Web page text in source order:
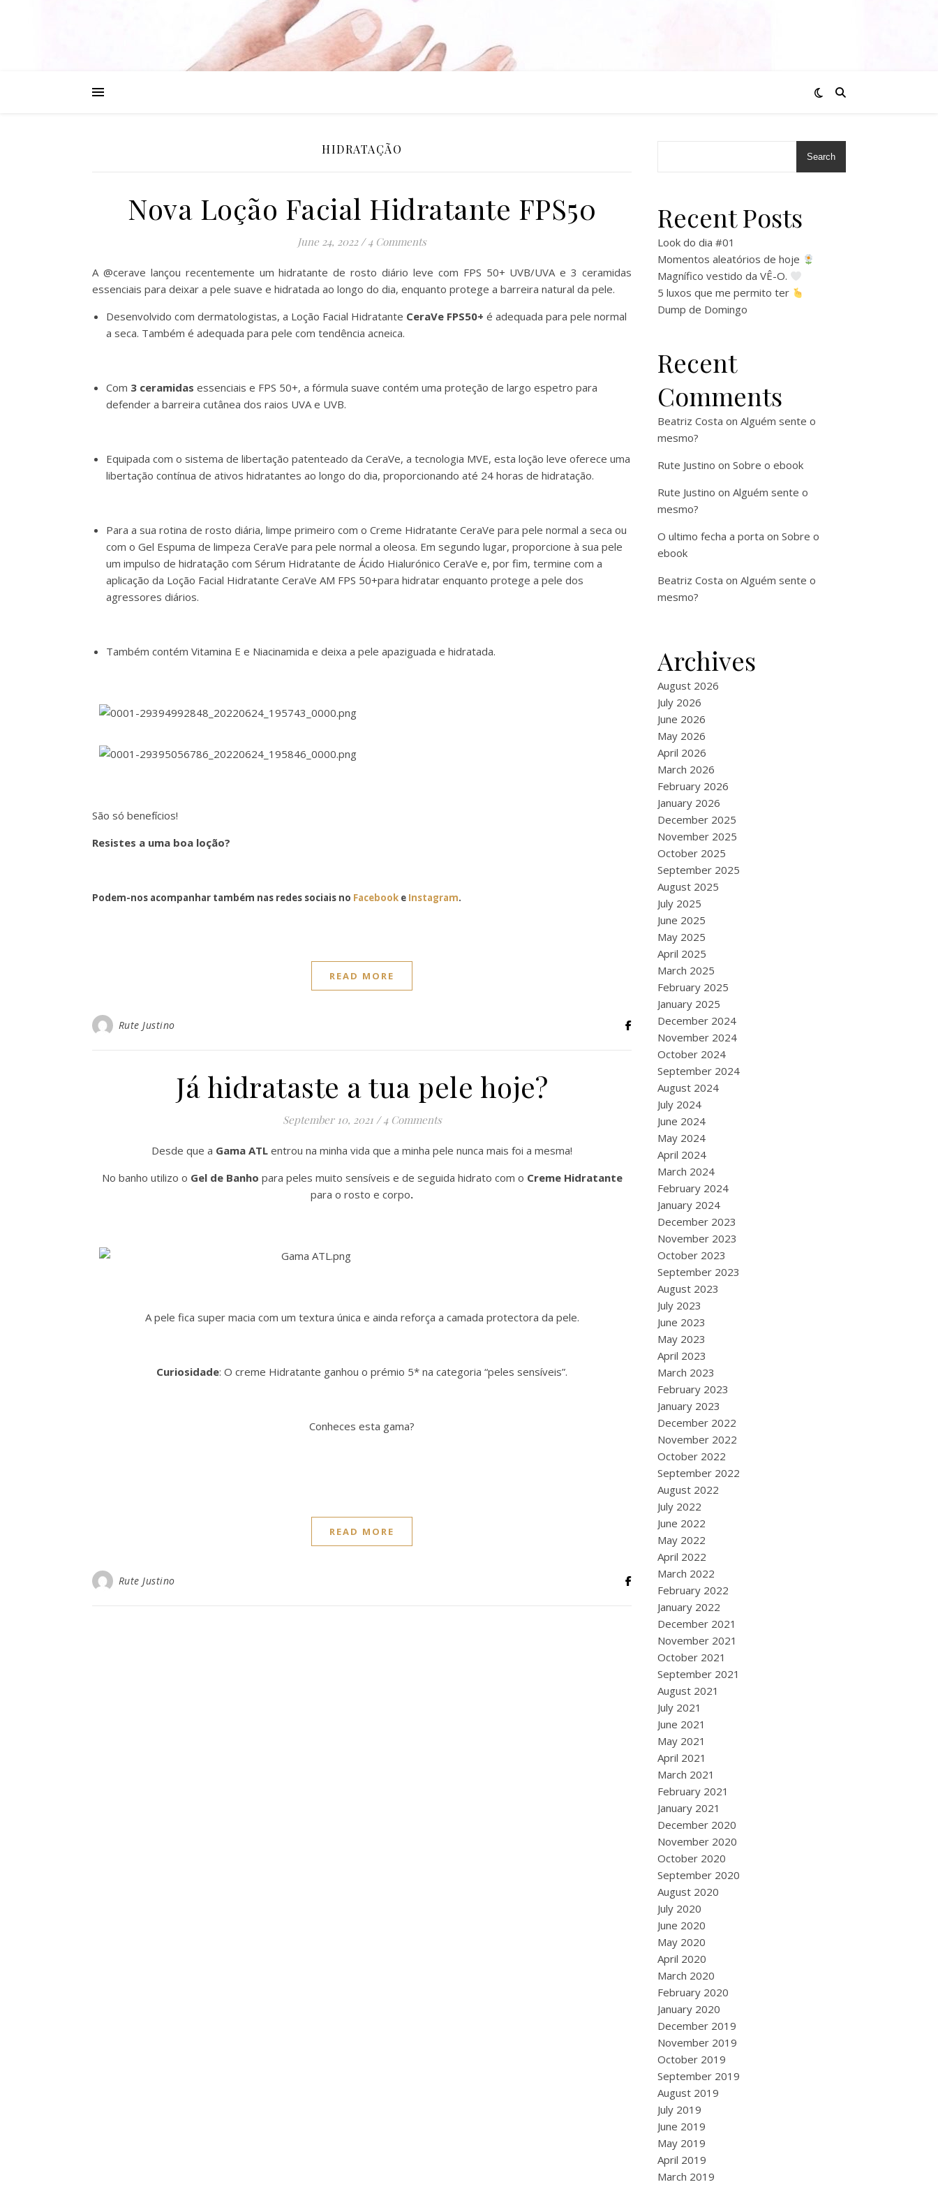
HIDRATAÇÃO
Nova Loção Facial Hidratante FPS50
June 24, 2022 / 4 Comments
A @cerave lançou recentemente um hidratante de rosto diário leve com FPS 50+ UVB/UVA e 3 ceramidas
essenciais para deixar a pele suave e hidratada ao longo do dia, enquanto protege a barreira natural da pele.
Desenvolvido com dermatologistas, a Loção Facial Hidratante CeraVe FPS50+ é adequada para pele normal
a seca. Também é adequada para pele com tendência acneica.
Com 3 ceramidas essenciais e FPS 50+, a fórmula suave contém uma proteção de largo espetro para
defender a barreira cutânea dos raios UVA e UVB.
Equipada com o sistema de libertação patenteado da CeraVe, a tecnologia MVE, esta loção leve oferece uma
libertação contínua de ativos hidratantes ao longo do dia, proporcionando até 24 horas de hidratação.
Para a sua rotina de rosto diária, limpe primeiro com o Creme Hidratante CeraVe para pele normal a seca ou
com o Gel Espuma de limpeza CeraVe para pele normal a oleosa. Em segundo lugar, proporcione à sua pele
um impulso de hidratação com Sérum Hidratante de Ácido Hialurónico CeraVe e, por fim, termine com a
aplicação da Loção Facial Hidratante CeraVe AM FPS 50+para hidratar enquanto protege a pele dos
agressores diários.
Também contém Vitamina E e Niacinamida e deixa a pele apaziguada e hidratada.
São só benefícios!
Resistes a uma boa loção?
Podem-nos acompanhar também nas redes sociais no Facebook e Instagram.
READ MORE
Rute Justino
Já hidrataste a tua pele hoje?
September 10, 2021 / 4 Comments
Desde que a Gama ATL entrou na minha vida que a minha pele nunca mais foi a mesma!
No banho utilizo o Gel de Banho para peles muito sensíveis e de seguida hidrato com o Creme Hidratante
para o rosto e corpo.
A pele fica super macia com um textura única e ainda reforça a camada protectora da pele.
Curiosidade: O creme Hidratante ganhou o prémio 5* na categoria “peles sensíveis”.
Conheces esta gama?
READ MORE
Rute Justino
Search
Recent Posts
Look do dia #01
Momentos aleatórios de hoje
Magnífico vestido da VÊ-O.
5 luxos que me permito ter
Dump de Domingo
Recent
Comments
Beatriz Costa on Alguém sente o
mesmo?
Rute Justino on Sobre o ebook
Rute Justino on Alguém sente o
mesmo?
O ultimo fecha a porta on Sobre o
ebook
Beatriz Costa on Alguém sente o
mesmo?
Archives
August 2026
July 2026
June 2026
May 2026
April 2026
March 2026
February 2026
January 2026
December 2025
November 2025
October 2025
September 2025
August 2025
July 2025
June 2025
May 2025
April 2025
March 2025
February 2025
January 2025
December 2024
November 2024
October 2024
September 2024
August 2024
July 2024
June 2024
May 2024
April 2024
March 2024
February 2024
January 2024
December 2023
November 2023
October 2023
September 2023
August 2023
July 2023
June 2023
May 2023
April 2023
March 2023
February 2023
January 2023
December 2022
November 2022
October 2022
September 2022
August 2022
July 2022
June 2022
May 2022
April 2022
March 2022
February 2022
January 2022
December 2021
November 2021
October 2021
September 2021
August 2021
July 2021
June 2021
May 2021
April 2021
March 2021
February 2021
January 2021
December 2020
November 2020
October 2020
September 2020
August 2020
July 2020
June 2020
May 2020
April 2020
March 2020
February 2020
January 2020
December 2019
November 2019
October 2019
September 2019
August 2019
July 2019
June 2019
May 2019
April 2019
March 2019